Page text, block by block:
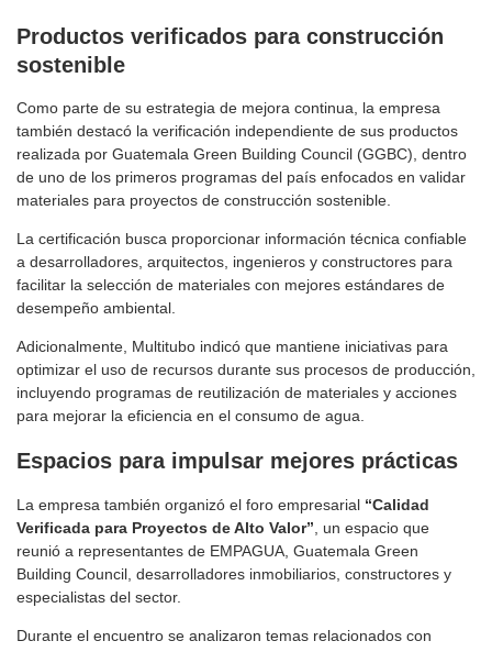
Productos verificados para construcción
sostenible
Como parte de su estrategia de mejora continua, la empresa
también destacó la verificación independiente de sus productos
realizada por Guatemala Green Building Council (GGBC), dentro
de uno de los primeros programas del país enfocados en validar
materiales para proyectos de construcción sostenible.
La certificación busca proporcionar información técnica confiable
a desarrolladores, arquitectos, ingenieros y constructores para
facilitar la selección de materiales con mejores estándares de
desempeño ambiental.
Adicionalmente, Multitubo indicó que mantiene iniciativas para
optimizar el uso de recursos durante sus procesos de producción,
incluyendo programas de reutilización de materiales y acciones
para mejorar la eficiencia en el consumo de agua.
Espacios para impulsar mejores prácticas
La empresa también organizó el foro empresarial “Calidad
Verificada para Proyectos de Alto Valor” , un espacio que
reunió a representantes de EMPAGUA, Guatemala Green
Building Council, desarrolladores inmobiliarios, constructores y
especialistas del sector.
Durante el encuentro se analizaron temas relacionados con